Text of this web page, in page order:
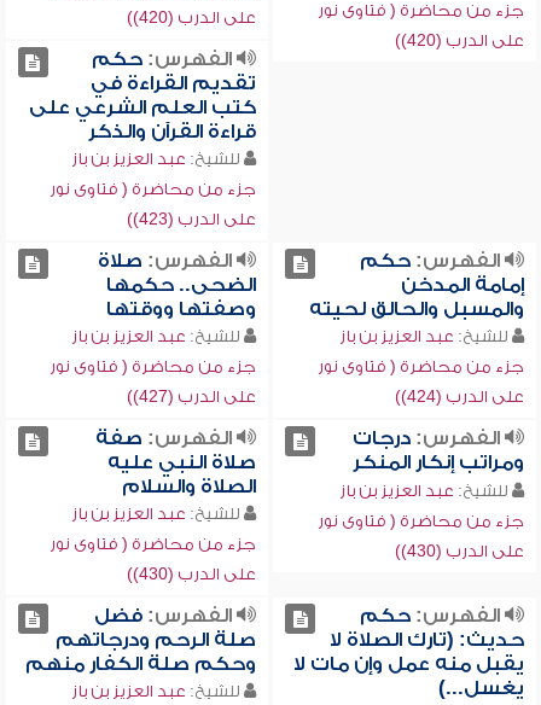
جزء من محاضرة ( فتاوى نور
على الدرب (420))
على الدرب (420))
الفهرس:حكم
تقديم القراءة في
كتب العلم الشرعي على
قراءة القرآن والذكر
للشيخ: عبد العزيز بن باز
جزء من محاضرة ( فتاوى نور
على الدرب (423))
الفهرس:حكم
إمامة المدخن
والمسبل والحالق لحيته
للشيخ: عبد العزيز بن باز
جزء من محاضرة ( فتاوى نور
على الدرب (424))
الفهرس: صلاة
الضحى.. حكمها
وصفتها ووقتها
للشيخ: عبد العزيز بن باز
جزء من محاضرة ( فتاوى نور
على الدرب (427))
الفهرس:درجات
ومراتب إنكار المنكر
للشيخ: عبد العزيز بن باز
جزء من محاضرة ( فتاوى نور
على الدرب (430))
الفهرس: صفة
صلاة النبي عليه
الصلاة والسلام
للشيخ: عبد العزيز بن باز
جزء من محاضرة ( فتاوى نور
على الدرب (430))
الفهرس:حكم
حديث: (تارك الصلاة لا
يقبل منه عمل وإن مات لا
يغسل...)
الفهرس:فضل
صلة الرحم ودرجاتهم
وحكم صلة الكفار منهم
للشيخ: عبد العزيز بن باز